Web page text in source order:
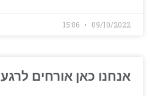
09/10/2022
אנחנו כאן אורחים לרגע